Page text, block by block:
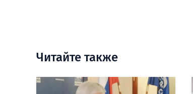
Читайте также